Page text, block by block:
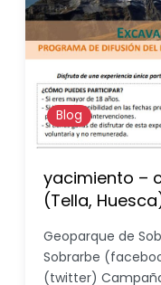
Blog
yacimiento –
(Tella,
Geoparque de
Sobrarbe
(twitter)